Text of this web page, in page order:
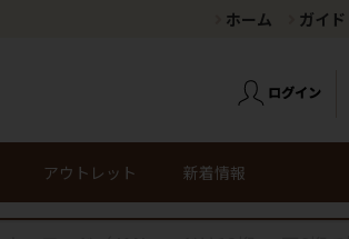
ホーム ガイド
アウトレット 新着情報